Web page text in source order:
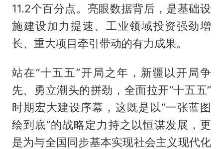
11.2个百分点。亮眼数据背后，是基础设
施建设加力提速、工业领域投资强劲增
长、重大项目牵引带动的有力成果。
站在“十五五”开局之年，新疆以开局争
先、勇立潮头的拼劲，全面拉开“十五五”
时期宏大建设序幕，这既是以“一张蓝图
绘到底”的战略定力持之以恒谋发展，更
是为与全国同步基本实现社会主义现代化